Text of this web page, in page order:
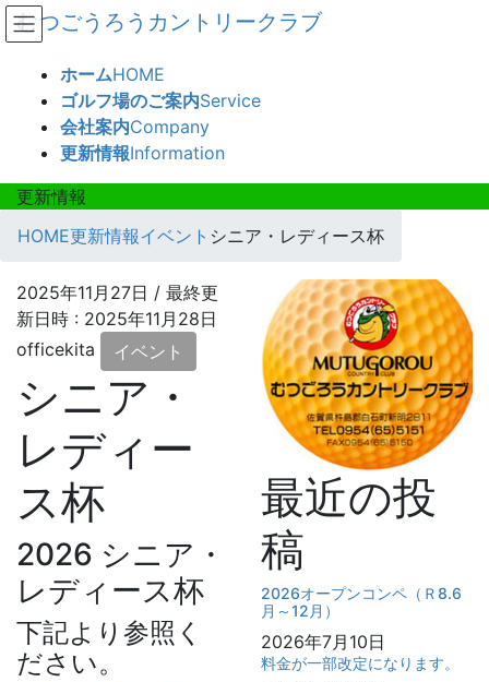
コ
ン
ナ
ビ
むつごうろうカントリークラブ
ホームHOME
ゴルフ場のご案内Service
会社案内Company
更新情報Information
更新情報
HOME更新情報イベント シニア・レディース杯
2025年11月27日 / 最終更
新日時 : 2025年11月28日
officekita
イベント
シニア・
レディー
ス杯
2026 シニア・
レディース杯
下記より参照く
ださい。
最近の投
稿
2026オープンコンペ（Ｒ8.6
月～12月）
2026年7月10日
料金が一部改定になります。